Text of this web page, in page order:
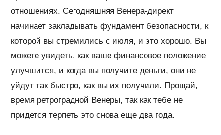
отношениях. Сегодняшняя Венера-директ
начинает закладывать фундамент безопасности, к
которой вы стремились с июля, и это хорошо. Вы
можете увидеть, как ваше финансовое положение
улучшится, и когда вы получите деньги, они не
уйдут так быстро, как вы их получили. Прощай,
время ретроградной Венеры, так как тебе не
придется терпеть это снова еще два года.